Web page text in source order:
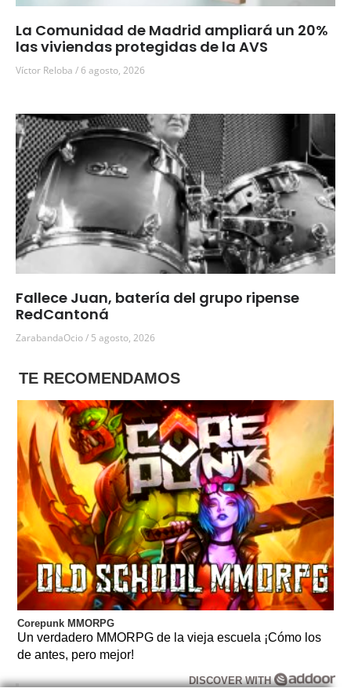
La Comunidad de Madrid ampliará un 20%
las viviendas protegidas de la AVS
Víctor Reloba 6 agosto, 2026
Fallece Juan, batería del grupo ripense
RedCantoná
ZarabandaOcio 5 agosto, 2026
TE RECOMENDAMOS
Corepunk MMORPG
Un verdadero MMORPG de la vieja escuela ¡Cómo los
de antes, pero mejor!
DISCOVER WITH